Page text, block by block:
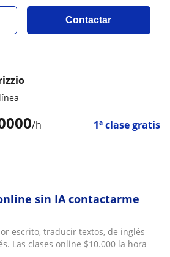
Contactar
/h 1ª clase gratis
sin IA contactarme
escrito, traducir textos, de inglés
Las clases online $10.000 la hora